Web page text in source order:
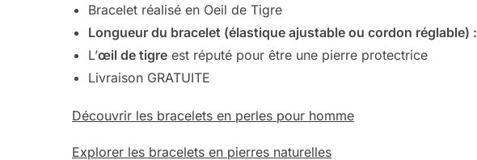
Bracelet réalisé en Oeil de Tigre
Longueur du bracelet (élastique ajustable ou cordon réglable) :
L’œil de tigreest réputé pour être une pierre protectrice
Livraison GRATUITE
Découvrir les bracelets en perles pour homme
Explorer les bracelets en pierres naturelles